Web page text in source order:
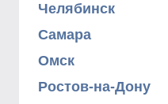
Челябинск
Самара
Омск
Ростов-на-Дону